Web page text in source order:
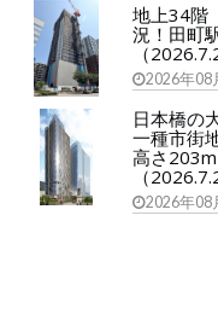
地上34階
況！田町
（
2026年08
日本橋の
一種市街
高さ
（
2026年08